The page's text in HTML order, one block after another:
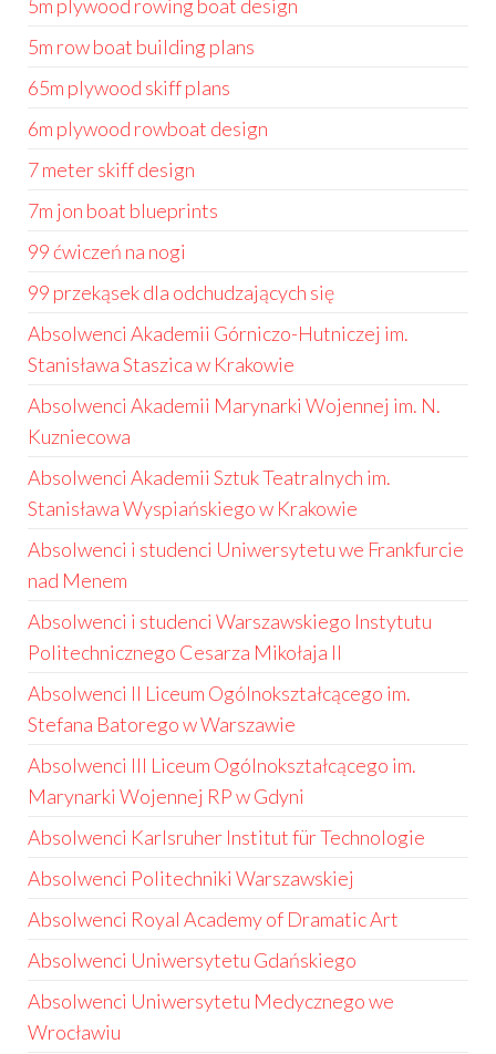
5m plywood rowing boat design
5m row boat building plans
65m plywood skiff plans
6m plywood rowboat design
7 meter skiff design
7m jon boat blueprints
99 ćwiczeń na nogi
99 przekąsek dla odchudzających się
Absolwenci Akademii Górniczo-Hutniczej im.
Stanisława Staszica w Krakowie
Absolwenci Akademii Marynarki Wojennej im. N.
Kuzniecowa
Absolwenci Akademii Sztuk Teatralnych im.
Stanisława Wyspiańskiego w Krakowie
Absolwenci i studenci Uniwersytetu we Frankfurcie
nad Menem
Absolwenci i studenci Warszawskiego Instytutu
Politechnicznego Cesarza Mikołaja II
Absolwenci II Liceum Ogólnokształcącego im.
Stefana Batorego w Warszawie
Absolwenci III Liceum Ogólnokształcącego im.
Marynarki Wojennej RP w Gdyni
Absolwenci Karlsruher Institut für Technologie
Absolwenci Politechniki Warszawskiej
Absolwenci Royal Academy of Dramatic Art
Absolwenci Uniwersytetu Gdańskiego
Absolwenci Uniwersytetu Medycznego we
Wrocławiu